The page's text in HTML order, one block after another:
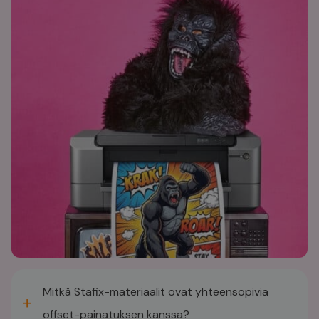
Tutustu tuotevalikoimaamme →
Mitkä Stafix-materiaalit ovat yhteensopivia
offset-painatuksen kanssa?